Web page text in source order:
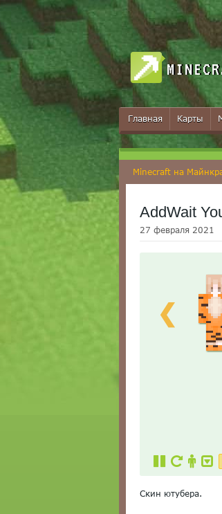
Главная Карты
Minecraft на
AddWait
27 февраля 2021
❮
Скин ютубера.